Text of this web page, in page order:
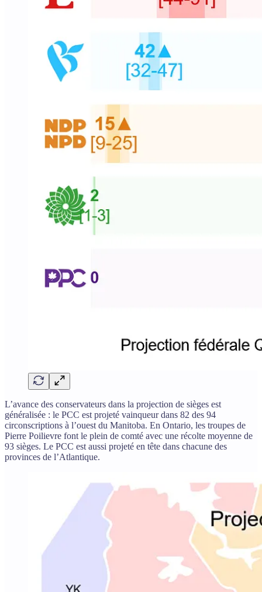
L’avance des conservateurs dans la projection de sièges est
généralisée : le PCC est projeté vainqueur dans 82 des 94
circonscriptions à l’ouest du Manitoba. En Ontario, les troupes de
Pierre Poilievre font le plein de comté avec une récolte moyenne de
93 sièges. Le PCC est aussi projeté en tête dans chacune des
provinces de l’Atlantique.